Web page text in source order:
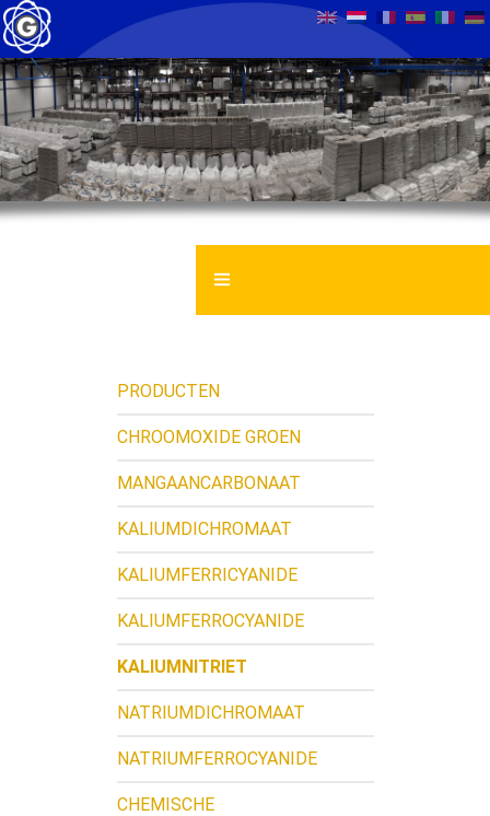
VEILIGHEID INFORMATIEBLAD
PRODUCTEN
CHROOMOXIDE GROEN
MANGAANCARBONAAT
KALIUMDICHROMAAT
KALIUMFERRICYANIDE
KALIUMFERROCYANIDE
KALIUMNITRIET
NATRIUMDICHROMAAT
NATRIUMFERROCYANIDE
CHEMISCHE